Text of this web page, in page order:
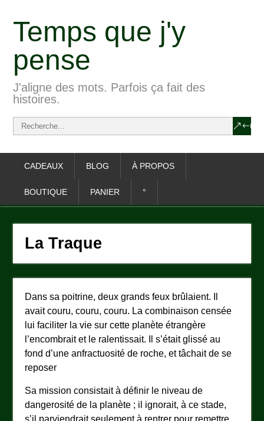
Temps que j'y
pense
J'aligne des mots. Parfois ça fait des
histoires.
CADEAUX BLOG À PROPOS
BOUTIQUE PANIER °
La Traque
Dans sa poitrine, deux grands feux brûlaient. Il
avait couru, couru, couru. La combinaison censée
lui faciliter la vie sur cette planète étrangère
l’encombrait et le ralentissait. Il s’était glissé au
fond d’une anfractuosité de roche, et tâchait de se
reposer
Sa mission consistait à définir le niveau de
dangerosité de la planète ; il ignorait, à ce stade,
s’il parviendrait seulement à rentrer pour remettre